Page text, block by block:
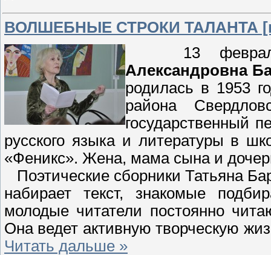
ВОЛШЕБНЫЕ СТРОКИ ТАЛАНТА
13 февраля
Александровна
родилась в 1953
района
государственный
русского языка и литературы в
«Феникс». Жена, мама сына и
Поэтические сборники Татьяна
набирает текст, знакомые
молодые читатели постоянно
Она ведет активную творческую
Читать дальше »